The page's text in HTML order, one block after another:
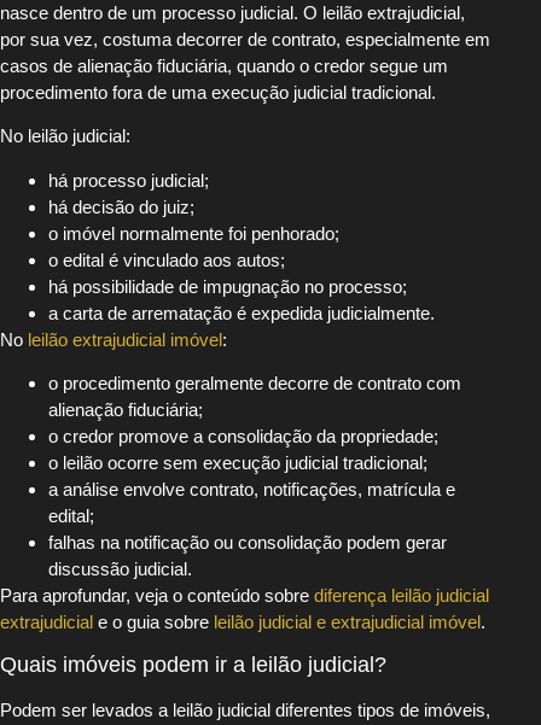
nasce dentro de um processo judicial. O leilão extrajudicial,
por sua vez, costuma decorrer de contrato, especialmente em
casos de alienação fiduciária, quando o credor segue um
procedimento fora de uma execução judicial tradicional.
No leilão judicial:
há processo judicial;
há decisão do juiz;
o imóvel normalmente foi penhorado;
o edital é vinculado aos autos;
há possibilidade de impugnação no processo;
a carta de arrematação é expedida judicialmente.
No leilão extrajudicial imóvel:
o procedimento geralmente decorre de contrato com
alienação fiduciária;
o credor promove a consolidação da propriedade;
o leilão ocorre sem execução judicial tradicional;
a análise envolve contrato, notificações, matrícula e
edital;
falhas na notificação ou consolidação podem gerar
discussão judicial.
Para aprofundar, veja o conteúdo sobre diferença leilão judicial
extrajudicial e o guia sobre leilão judicial e extrajudicial imóvel.
Quais imóveis podem ir a leilão judicial?
Podem ser levados a leilão judicial diferentes tipos de imóveis,